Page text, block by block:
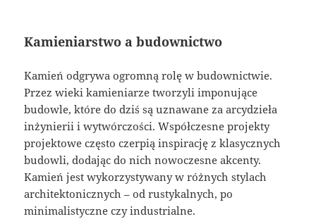
Kamieniarstwo a budownictwo
Kamień odgrywa ogromną rolę w budownictwie.
Przez wieki kamieniarze tworzyli imponujące
budowle, które do dziś są uznawane za arcydzieła
inżynierii i wytwórczości. Współczesne projekty
projektowe często czerpią inspirację z klasycznych
budowli, dodając do nich nowoczesne akcenty.
Kamień jest wykorzystywany w różnych stylach
architektonicznych – od rustykalnych, po
minimalistyczne czy industrialne.